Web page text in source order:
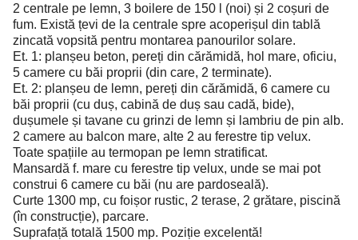
2 centrale pe lemn, 3 boilere de 150 l (noi) și 2 coșuri de
fum. Există țevi de la centrale spre acoperișul din tablă
zincată vopsită pentru montarea panourilor solare.
Et. 1: planșeu beton, pereți din cărămidă, hol mare, oficiu,
5 camere cu băi proprii (din care, 2 terminate).
Et. 2: planșeu de lemn, pereți din cărămidă, 6 camere cu
băi proprii (cu duș, cabină de duș sau cadă, bide),
dușumele și tavane cu grinzi de lemn și lambriu de pin alb.
2 camere au balcon mare, alte 2 au ferestre tip velux.
Toate spațiile au termopan pe lemn stratificat.
Mansardă f. mare cu ferestre tip velux, unde se mai pot
construi 6 camere cu băi (nu are pardoseală).
Curte 1300 mp, cu foișor rustic, 2 terase, 2 grătare, piscină
(în construcție), parcare.
Suprafață totală 1500 mp. Poziție excelentă!